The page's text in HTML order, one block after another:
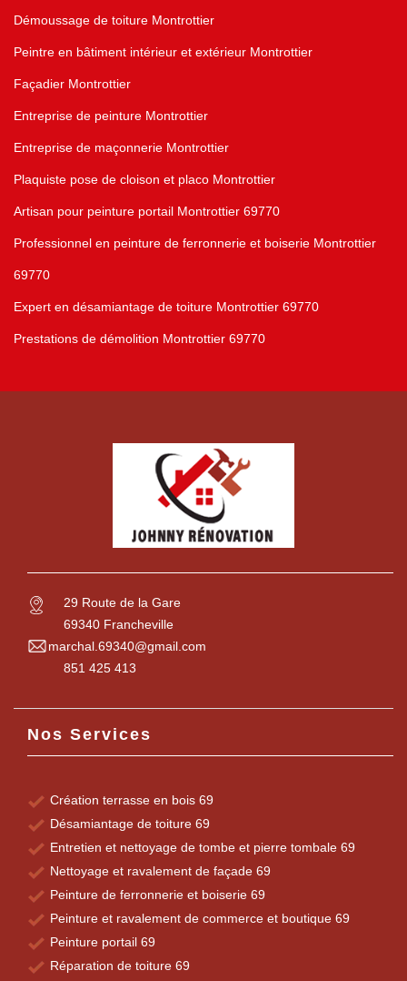
Démoussage de toiture Montrottier
Peintre en bâtiment intérieur et extérieur Montrottier
Façadier Montrottier
Entreprise de peinture Montrottier
Entreprise de maçonnerie Montrottier
Plaquiste pose de cloison et placo Montrottier
Artisan pour peinture portail Montrottier 69770
Professionnel en peinture de ferronnerie et boiserie Montrottier
69770
Expert en désamiantage de toiture Montrottier 69770
Prestations de démolition Montrottier 69770
29 Route de la Gare
69340 Francheville
marchal.69340@gmail.com
851 425 413
Nos Services
Création terrasse en bois 69
Désamiantage de toiture 69
Entretien et nettoyage de tombe et pierre tombale 69
Nettoyage et ravalement de façade 69
Peinture de ferronnerie et boiserie 69
Peinture et ravalement de commerce et boutique 69
Peinture portail 69
Réparation de toiture 69